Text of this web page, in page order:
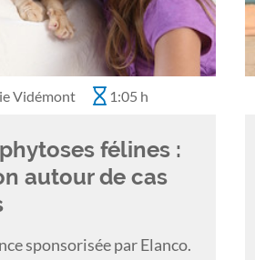
Vidémont 1:05 h
félines :
autour de cas
sponsorisée par Elanco.